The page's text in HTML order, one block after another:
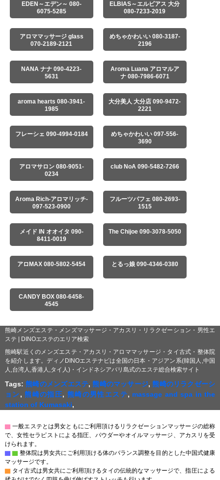
EDEN～エデン～ 080-
6075-5285
ELBIAS～エルビアス 大分
080-7233-2019
アロママッサージ glass
070-2189-2121
めちゃかわいい 080-3187-
2196
NANA ナナ 090-4223-
5631
Aroma Luana アロマルア
ナ 080-7986-6071
aroma hearts 080-3941-
1985
大分美人 大分店 090-9472-
2221
フレーシェ 090-4994-0184
めちゃかわいい 097-556-
3690
アロマサロン 080-9051-
0234
club NoA 090-5482-7266
Aroma Rich-アロマリッチ-
097-523-0900
フルーツパフェ 080-2693-
1515
メイド IN オオイタ 090-
8411-0019
The Chijoe 090-3078-5050
アロMAX 080-5802-5454 とるっ娘 090-4346-0380
CANDY BOX 080-6458-
4545
熊崎メンズエステ・メンズマッサージ・アカスリ・リラクゼーション・男性エ
ステ | DINOエステのエリア検索
熊崎駅近くのメンズエステ・アカスリ・アロママッサージ・タイ古式・整体院
を紹介します。ディノDINOエステナビは全国の日本・アジアン系(韓国人,中国
人,台湾人,香港人,タイ人)・インドネシアバリ島式のエステ総合検索サイト
Tags:熊崎のメンズエステ,熊崎のマッサージ,熊崎のリラクゼーシ
ョン,熊崎の指圧, 熊崎の男性エステ, massage and spa in the
station of Kumasaki,
▇ 一般エステとは男女ともにご利用頂けるリラクゼーションマッサージの総称
で、女性セラピストによる指圧、パウダーやオイルマッサージ、アカスリを受
けられます。
▇ ▇ 整体院は男女共にご利用頂ける体のバランス調整を目的とした中国式健康
マッサージです。
▇ タイ古式は男女共にご利用頂けるタイの伝統的なマッサージで、指圧による